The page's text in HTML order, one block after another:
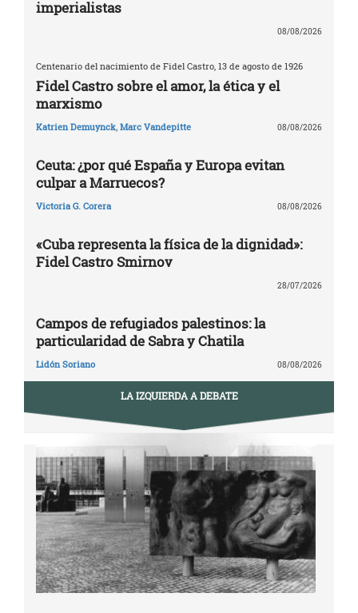
imperialistas
08/08/2026
Centenario del nacimiento de Fidel Castro, 13 de agosto de 1926
Fidel Castro sobre el amor, la ética y el
marxismo
Katrien Demuynck, Marc Vandepitte 08/08/2026
Ceuta: ¿por qué España y Europa evitan
culpar a Marruecos?
Victoria G. Corera 08/08/2026
«Cuba representa la física de la dignidad»:
Fidel Castro Smirnov
28/07/2026
Campos de refugiados palestinos: la
particularidad de Sabra y Chatila
Lidón Soriano 08/08/2026
LA IZQUIERDA A DEBATE